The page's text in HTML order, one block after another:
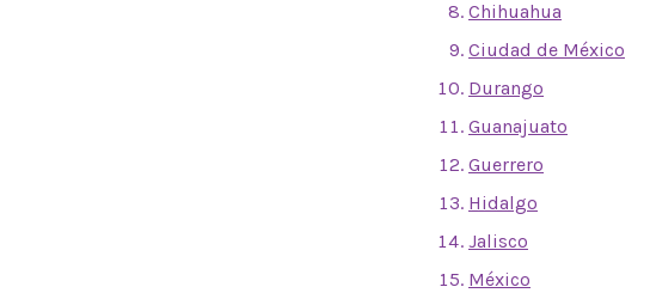
Chihuahua
Ciudad de México
Durango
Guanajuato
Guerrero
Hidalgo
Jalisco
México